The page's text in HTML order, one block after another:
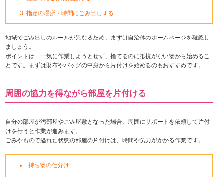
指定の場所・時間にごみ出しする
地域でごみ出しのルールが異なるため、まずは自治体のホームページを確認し
ましょう。
ポイントは、一気に作業しようとせず、捨てるのに抵抗がない物から始めるこ
とです。まずは財布やバッグの中身から片付けを始めるのもおすすめです。
周囲の協力を得ながら部屋を片付ける
自分の部屋が汚部屋やごみ屋敷となった場合、周囲にサポートを依頼して片付
けを行うと作業が進みます。
ごみやもので溢れた状態の部屋の片付けは、時間や労力がかかる作業です。
持ち物の仕分け